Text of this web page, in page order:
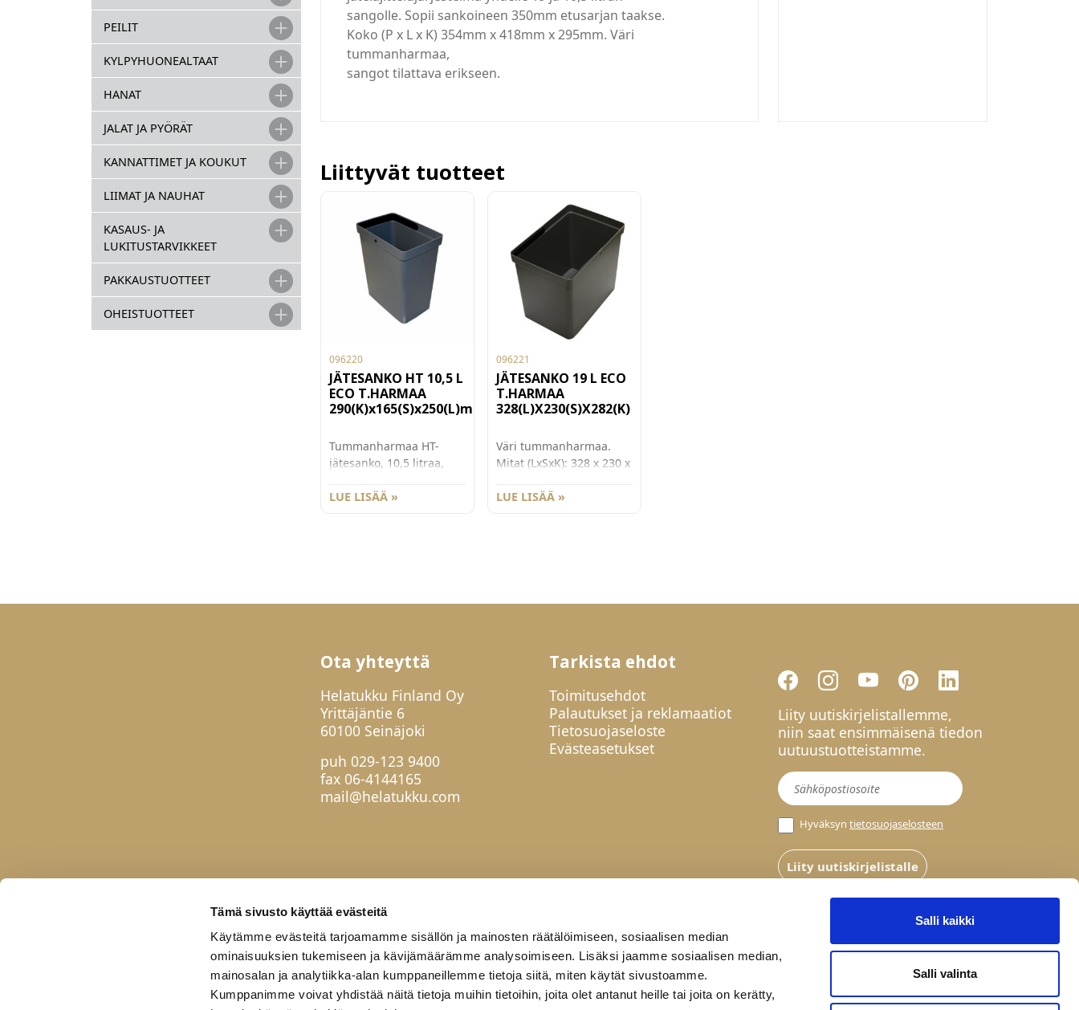
Tämä sivusto käyttää evästeitä
Käytämme evästeitä tarjoamamme sisällön ja mainosten räätälöimiseen, sosiaalisen median
ominaisuuksien tukemiseen ja kävijämäärämme analysoimiseen. Lisäksi jaamme sosiaalisen median,
mainosalan ja analytiikka-alan kumppaneillemme tietoja siitä, miten käytät sivustoamme.
Kumppanimme voivat yhdistää näitä tietoja muihin tietoihin, joita olet antanut heille tai joita on kerätty,
Salli kaikki
Salli valinta
PEILIT
KYLPYHUONEALTAAT
HANAT
JALAT JA PYÖRÄT
KANNATTIMET JA KOUKUT
LIIMAT JA NAUHAT
KASAUS- JA
LUKITUSTARVIKKEET
PAKKAUSTUOTTEET
OHEISTUOTTEET
sangolle. Sopii sankoineen 350mm etusarjan taakse.
Koko (P x L x K) 354mm x 418mm x 295mm. Väri
tummanharmaa,
sangot tilattava erikseen.
Liittyvät tuotteet
096220
JÄTESANKO HT 10,5 L
ECO T.HARMAA
290(K)x165(S)x250(L)mm
Tummanharmaa HT-
jätesanko, 10,5 litraa,
x165/140(L)x290(K)mm,
LUE LISÄÄ »
096221
JÄTESANKO 19 L ECO
T.HARMAA
328(L)X230(S)X282(K)
Väri tummanharmaa.
Mitat (LxSxK): 328 x 230 x
muovisangalla.
LUE LISÄÄ »
Ota yhteyttä
Helatukku Finland Oy
Yrittäjäntie 6
60100 Seinäjoki
puh 029-123 9400
fax 06-4144165
mail@helatukku.com
Tarkista ehdot
Toimitusehdot
Palautukset ja reklamaatiot
Tietosuojaseloste
Evästeasetukset
Liity uutiskirjelistallemme,
niin saat ensimmäisenä tiedon
uutuustuotteistamme.
Uutiskirje
Hyväksyn tietosuojaselosteen
Liity uutiskirjelistalle